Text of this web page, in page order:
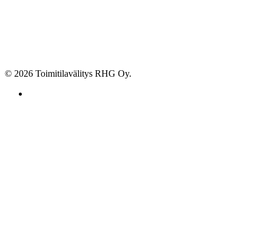
© 2026 Toimitilavälitys RHG Oy.